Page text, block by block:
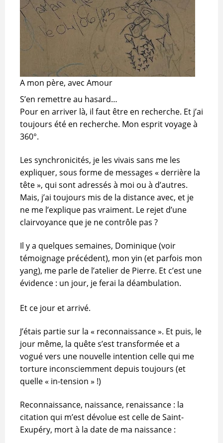
A mon père, avec Amour
S’en remettre au hasard…
Pour en arriver là, il faut être en recherche. Et j’ai
toujours été en recherche. Mon esprit voyage à
360°.
Les synchronicités, je les vivais sans me les
expliquer, sous forme de messages « derrière la
tête », qui sont adressés à moi ou à d’autres.
Mais, j’ai toujours mis de la distance avec, et je
ne me l’explique pas vraiment. Le rejet d’une
clairvoyance que je ne contrôle pas ?
Il y a quelques semaines, Dominique (voir
témoignage précédent), mon yin (et parfois mon
yang), me parle de l’atelier de Pierre. Et c’est une
évidence : un jour, je ferai la déambulation.
Et ce jour et arrivé.
J’étais partie sur la « reconnaissance ». Et puis, le
jour même, la quête s’est transformée et a
vogué vers une nouvelle intention celle qui me
torture inconsciemment depuis toujours (et
quelle « in-tension » !)
Reconnaissance, naissance, renaissance : la
citation qui m’est dévolue est celle de Saint-
Exupéry, mort à la date de ma naissance :